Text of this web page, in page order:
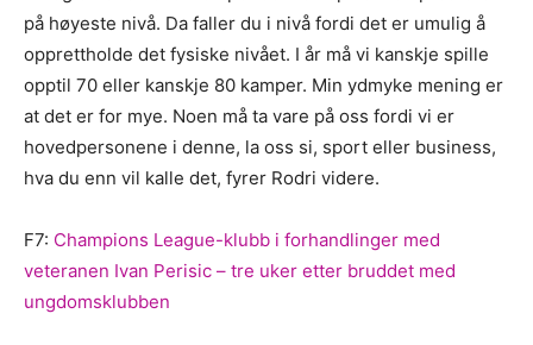
på høyeste nivå. Da faller du i nivå fordi det er umulig å
opprettholde det fysiske nivået. I år må vi kanskje spille
opptil 70 eller kanskje 80 kamper. Min ydmyke mening er
at det er for mye. Noen må ta vare på oss fordi vi er
hovedpersonene i denne, la oss si, sport eller business,
hva du enn vil kalle det, fyrer Rodri videre.
F7: Champions League-klubb i forhandlinger med
veteranen Ivan Perisic – tre uker etter bruddet med
ungdomsklubben